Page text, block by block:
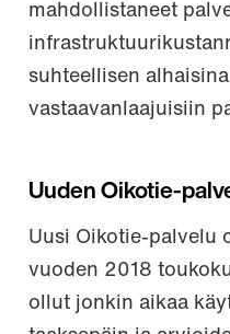
mahdollistaneet
suhteellisen
vastaavanlaajuisiin
Uuden Oikotie-
Uusi Oikotie-palvelu
vuoden 2018
ollut jonkin aikaa